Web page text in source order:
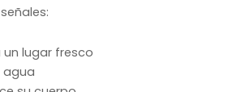
un lugar fresco
agua